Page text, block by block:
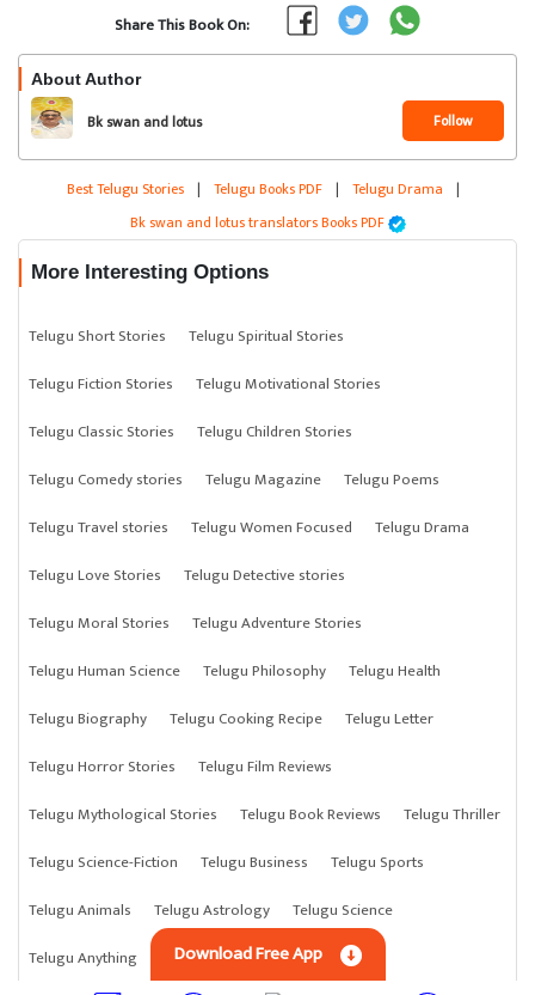
Share This Book On:
About Author
Bk swan and lotus
translators
Follow
Best Telugu Stories | Telugu Books PDF | Telugu Drama |
Bk swan and lotus translators Books PDF
More Interesting Options
Telugu Short Stories
Telugu Spiritual Stories
Telugu Fiction Stories
Telugu Motivational Stories
Telugu Classic Stories
Telugu Children Stories
Telugu Comedy stories
Telugu Magazine
Telugu Poems
Telugu Travel stories
Telugu Women Focused
Telugu Drama
Telugu Love Stories
Telugu Detective stories
Telugu Moral Stories
Telugu Adventure Stories
Telugu Human Science
Telugu Philosophy
Telugu Health
Telugu Biography
Telugu Cooking Recipe
Telugu Letter
Telugu Horror Stories
Telugu Film Reviews
Telugu Mythological Stories
Telugu Book Reviews
Telugu Thriller
Telugu Science-Fiction
Telugu Business
Telugu Sports
Telugu Animals
Telugu Astrology
Telugu Science
Telugu Anything
Telugu Crime Stories
Download Free App